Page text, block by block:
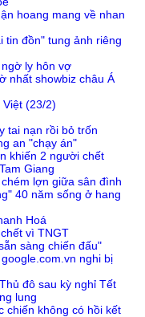
hoang mang về nhan
tin đồn" tung ảnh riêng
ly hôn vợ
nhất showbiz châu Á
(23/2)
tai nạn rồi bỏ trốn
an "chạy án"
khiến 2 người chết
Giang
lợn giữa sân đình
40 năm sống ở hang
Hoá
vì TNGT
sàng chiến đấu"
nghi bị
đô sau kỳ nghỉ Tết
lung
chiến không có hồi kết